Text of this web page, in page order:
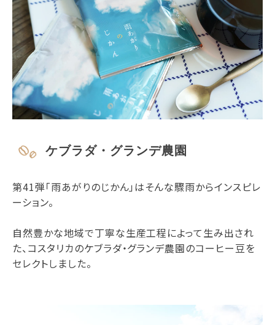
ケブラダ・グランデ農園
第41弾「雨あがりのじかん」はそんな驟雨からインスピレ
ーション。
自然豊かな地域で丁寧な生産工程によって生み出され
た、コスタリカのケブラダ・グランデ農園のコーヒー豆を
セレクトしました。